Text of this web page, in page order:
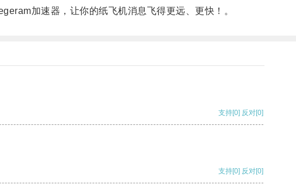
加速器，让你的纸飞机消息飞得更远、更快！。
支持[0] 反对[0]
支持[0] 反对[0]